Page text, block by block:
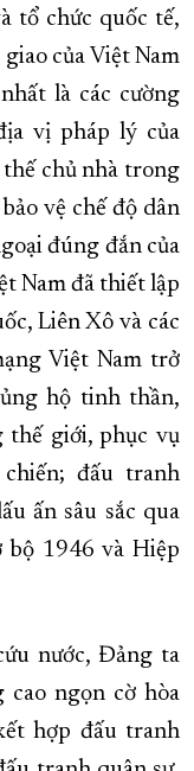
tổ chức quốc tế,
của Việt Nam
là các cường
vị pháp lý của
thế chủ nhà trong
vệ chế độ dân
đúng đắn của
Nam đã thiết lập
Liên Xô và các
Việt Nam trở
hộ tinh thần,
thế giới, phục vụ
đấu tranh
ấn sâu sắc qua
bộ 1946 và Hiệp
nước, Đảng ta
cao ngọn cờ hòa
hợp đấu tranh